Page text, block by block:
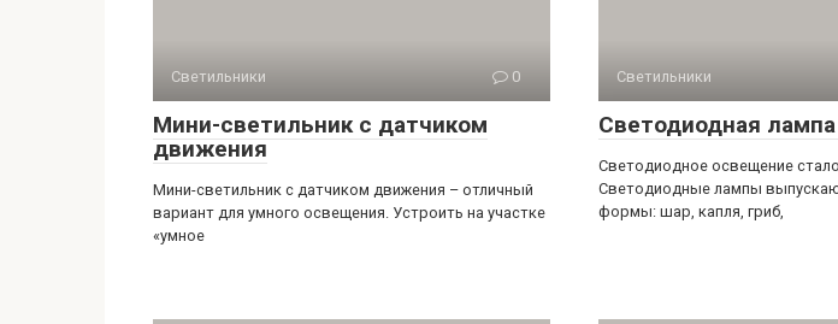
Светильники 0
Мини-светильник с датчиком
движения
Мини-светильник с датчиком движения – отличный
вариант для умного освещения. Устроить на участке
«умное
Светильники
Светодиодная
Светодиодное освещение
Светодиодные лампы
формы: шар, капля, гриб,